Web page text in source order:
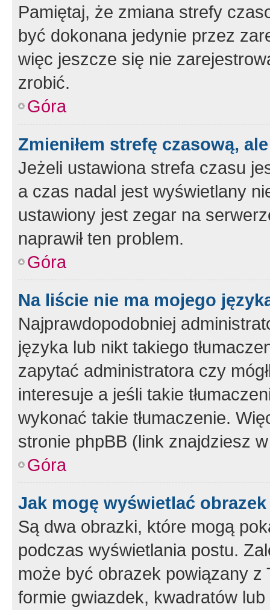
Pamiętaj, że zmiana strefy
być dokonana jedynie przez
więc jeszcze się nie
zrobić.
Góra
Zmieniłem strefę czasową,
Jeżeli ustawiona strefa czasu
a czas nadal jest wyświetlany
ustawiony jest zegar na
naprawił ten problem.
Góra
Na liście nie ma mojego
Najprawdopodobniej
języka lub nikt takiego
zapytać administratora czy
interesuje a jeśli takie
wykonać takie tłumaczenie.
stronie phpBB (link znajdziesz
Góra
Jak mogę wyświetlać
Są dwa obrazki, które mogą
podczas wyświetlania postu.
może być obrazek powiązany z
formie gwiazdek, kwadratów